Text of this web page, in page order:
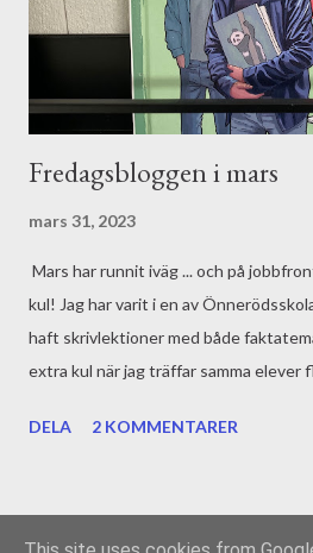
Fredagsbloggen i mars
mars 31, 2023
Mars har runnit iväg ... och på
kul! Jag har varit i en av
haft skrivlektioner med både
extra kul när jag träffar samma elever
Kannebäcksskolan och träffat två
berättande. Jag har varit på båda
onekligen hedrande att bli bokad för
DELA 2 KOMMENTARER